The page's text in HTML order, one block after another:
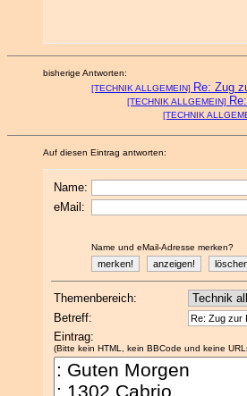
bisherige Antworten:
[TECHNIK ALLGEMEIN] Re: Zug
[TECHNIK ALLGEMEIN]
[TECHNIK
Auf diesen Eintrag antworten:
Name:
eMail:
Name und eMail-Adresse merken?
Themenbereich:
Betreff:
Eintrag:
(Bitte kein HTML, kein BBCode und keine